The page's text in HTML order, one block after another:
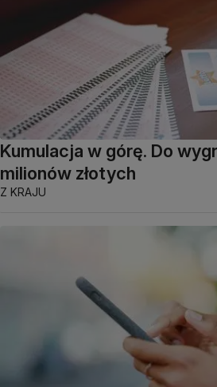
Kumulacja w górę. Do
milionów złotych
Z KRAJU